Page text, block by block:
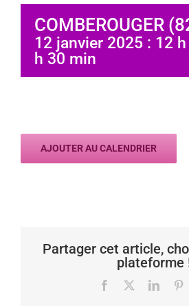
COMBEROUGER
12 janvier 2025 : 12
h 30 min
AJOUTER AU CALENDRIER
Partager cet article,
plateforme
Facebook